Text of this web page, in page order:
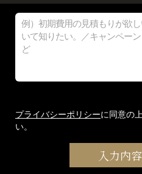
プライバシーポリシーに同意の
い。